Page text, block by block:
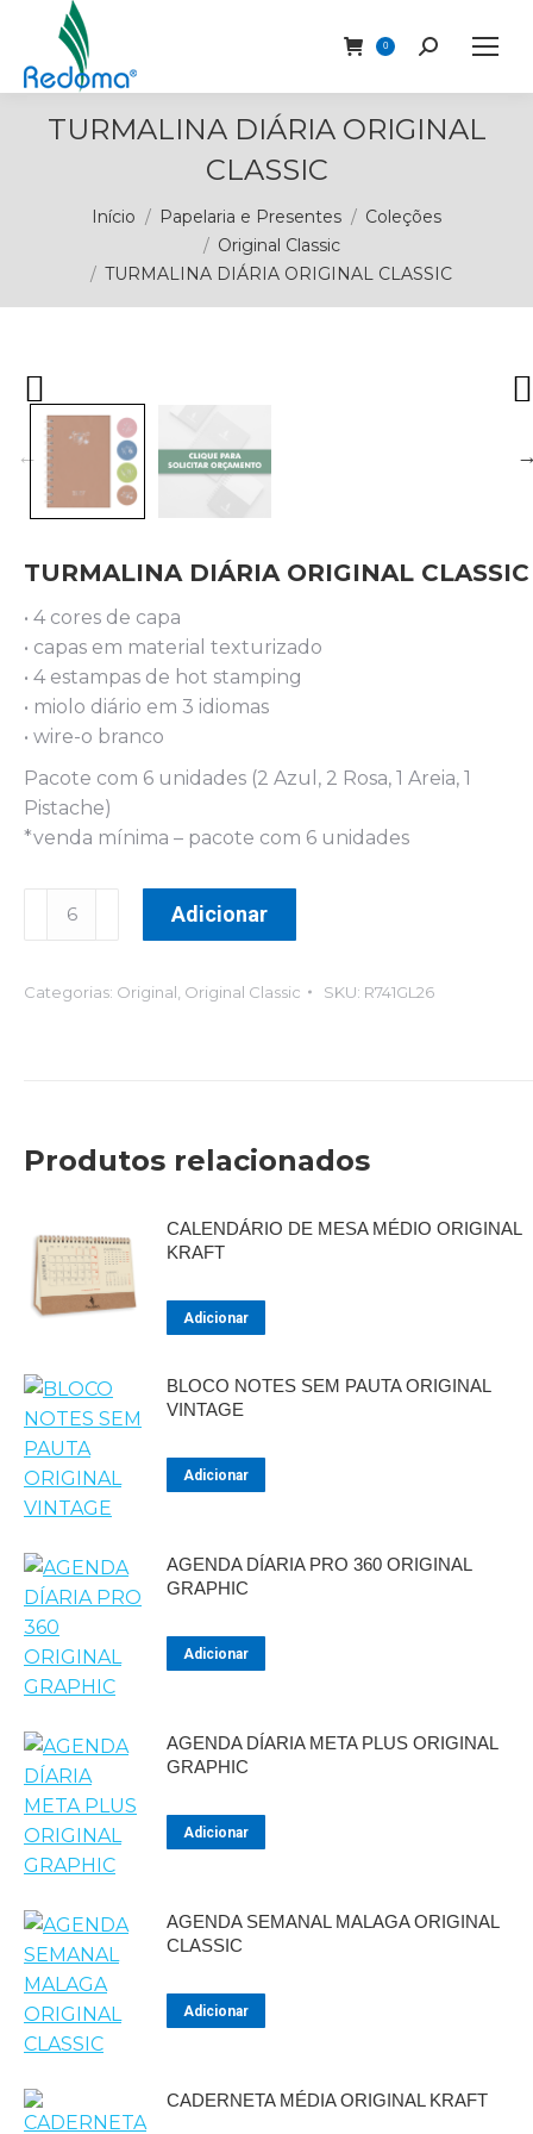
0 Buscar
TURMALINA DIÁRIA ORIGINAL
CLASSIC
Você está aqui:
Início Papelaria e Presentes
Coleções
Original Classic
TURMALINA DIÁRIA ORIGINAL CLASSIC
TURMALINA DIÁRIA ORIGINAL CLASSIC
• 4 cores de capa
• capas em material texturizado
• 4 estampas de hot stamping
• miolo diário em 3 idiomas
• wire-o branco
Pacote com 6 unidades (2 Azul, 2 Rosa, 1 Areia, 1
Pistache)
*venda mínima – pacote com 6 unidades
TURMALINA
CLASSIC
Adicionar
Categorias: Original Original Classic SKU: R741GL26
Produtos relacionados
CALENDÁRIO DE MESA MÉDIO ORIGINAL
KRAFT
Adicionar
BLOCO NOTES SEM PAUTA ORIGINAL
VINTAGE
Adicionar
AGENDA DÍARIA PRO 360 ORIGINAL
GRAPHIC
Adicionar
AGENDA DÍARIA META PLUS ORIGINAL
GRAPHIC
Adicionar
AGENDA SEMANAL MALAGA ORIGINAL
CLASSIC
Adicionar
CADERNETA MÉDIA ORIGINAL KRAFT